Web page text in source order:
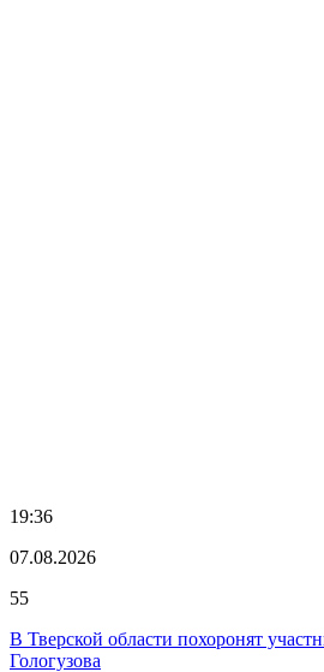
19:36
07.08.2026
55
В Тверской области похоронят
Гологузова